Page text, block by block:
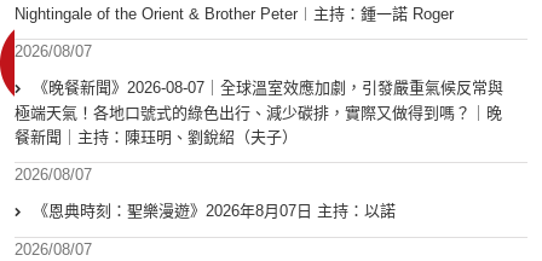
Nightingale of the Orient & Brother Peter︱主持：鍾一諾 Roger
2026/08/07
《晚餐新聞》2026-08-07｜全球溫室效應加劇，引發嚴重氣候反常與
極端天氣！各地口號式的綠色出行、減少碳排，實際又做得到嗎？｜晚
餐新聞｜主持：陳珏明、劉銳紹（夫子）
2026/08/07
《恩典時刻：聖樂漫遊》2026年8月07日 主持：以諾
2026/08/07